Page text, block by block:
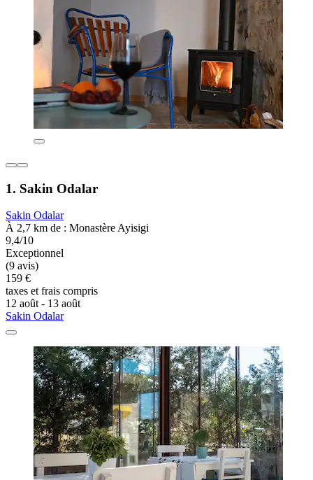
1. Sakin Odalar
Sakin Odalar
À 2,7 km de : Monastère Ayisigi
9,4/10
Exceptionnel
(9 avis)
159 €
taxes et frais compris
12 août - 13 août
Sakin Odalar